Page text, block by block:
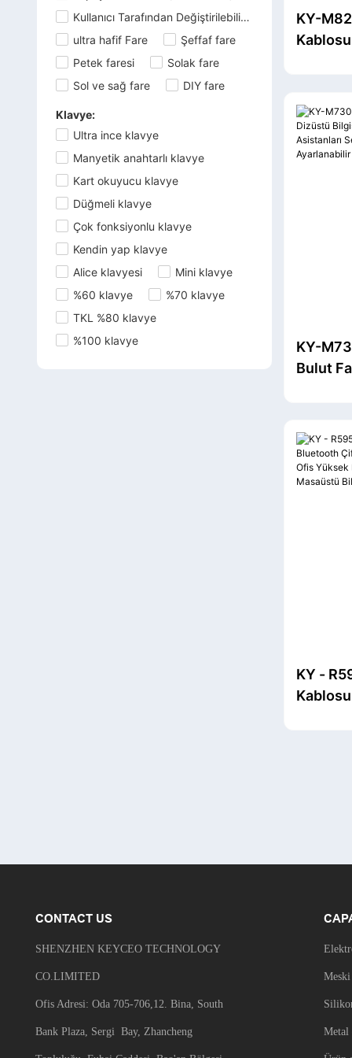
Membran Klavyesi
Oyun Mikrofonu
Konuşmacı
Kablosuz Sunucu
Tıklayıcısı
Kullanıcı Tarafından Değiştirilebilir Pilli Fare
ultra hafif Fare
Şeffaf fare
Petek faresi
Solak fare
Sol ve sağ fare
DIY fare
Klavye:
Ultra ince klavye
Manyetik anahtarlı klavye
Kart okuyucu klavye
Düğmeli klavye
Çok fonksiyonlu klavye
Kendin yap klavye
Alice klavyesi
Mini klavye
%60 klavye
%70 klavye
TKL %80 klavye
%100 klavye
KY-
Dizüstü
KY-
Bulut
DPI
KY -
Defter
CONTACT US
SHENZHEN KEYCEO TECHNOLOGY
CO.LIMITED
Ofis Adresi: Oda 705-706,12. Bina, South
Bank Plaza, Sergi Bay, Zhancheng
Meski
Metal